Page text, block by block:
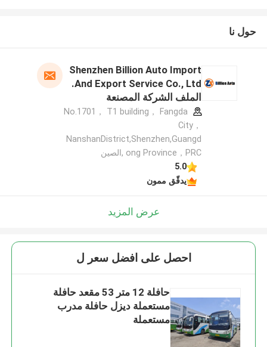
حول نا
Shenzhen Billion Auto Import
And Export Service Co., Ltd.
الملف الشركة المصنعة
No.1701， T1 building， Fangda
City，
NanshanDistrict,Shenzhen,Guangd
ong Province，PRC ,الصين
5.0
يدقّق ممون
عرض المزيد
احصل على افضل سعر ل
حافلة 12 متر 53 مقعد حافلة
مستعملة ديزل حافلة مدرب
مستعملة